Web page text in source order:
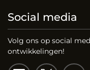
Social media
Volg ons op social
ontwikkelingen!